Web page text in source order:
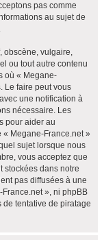
pas comme
au sujet de
obscène, vulgaire,
ou tout autre contenu
où « Megane-
Le faire peut vous
une notification à
nécessaire. Les
pour aider au
Megane-France.net »
sujet lorsque nous
vous acceptez que
stockées dans notre
pas diffusées à une
», ni phpBB
tentative de piratage